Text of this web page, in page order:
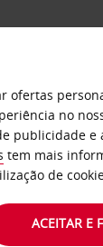
LEVANTAR
ofertas
no
publicidade e
tem mais
de
ACEITAR E